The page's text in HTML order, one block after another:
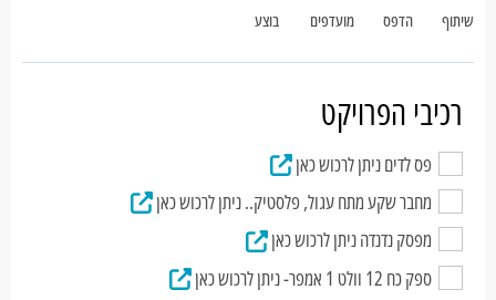
שיתוף הדפס מועדפים בוצע
רכיבי הפרויקט
פס לדים ניתן לרכוש כאן
מחבר שקע מתח עגול, פלסטיק.. ניתן לרכוש כאן
מפסק נדנדה ניתן לרכוש כאן
ספק כח 12 וולט 1 אמפר- ניתן לרכוש כאן